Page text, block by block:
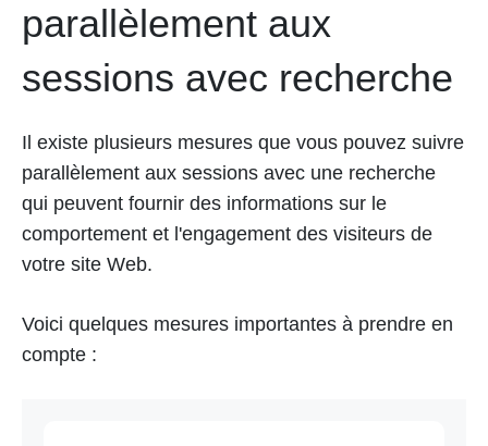
parallèlement aux
sessions avec recherche
Il existe plusieurs mesures que vous pouvez suivre
parallèlement aux sessions avec une recherche
qui peuvent fournir des informations sur le
comportement et l'engagement des visiteurs de
votre site Web.
Voici quelques mesures importantes à prendre en
compte :